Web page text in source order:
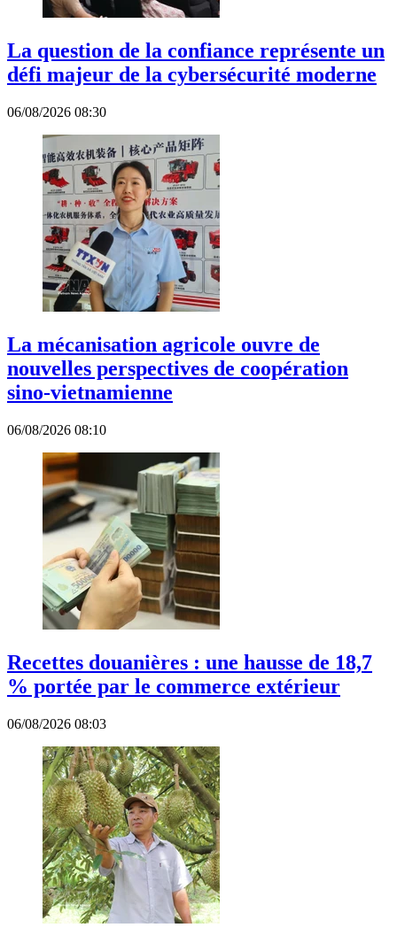
La question de la confiance représente un
défi majeur de la cybersécurité moderne
06/08/2026 08:30
La mécanisation agricole ouvre de
nouvelles perspectives de coopération
sino-vietnamienne
06/08/2026 08:10
Recettes douanières : une hausse de 18,7
% portée par le commerce extérieur
06/08/2026 08:03